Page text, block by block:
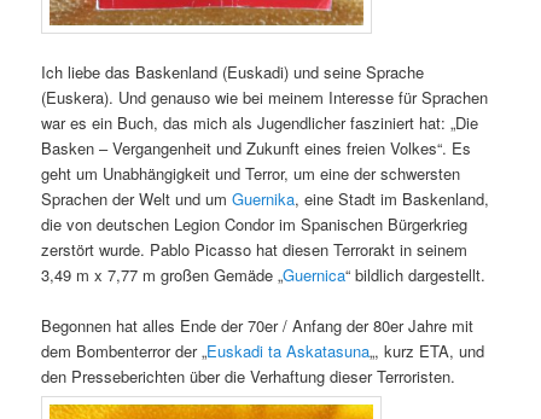
Ich liebe das Baskenland (Euskadi) und seine Sprache
(Euskera). Und genauso wie bei meinem Interesse für Sprachen
war es ein Buch, das mich als Jugendlicher fasziniert hat: „Die
Basken – Vergangenheit und Zukunft eines freien Volkes“. Es
geht um Unabhängigkeit und Terror, um eine der schwersten
Sprachen der Welt und umGuernika, eine Stadt im Baskenland,
die von deutschen Legion Condor im Spanischen Bürgerkrieg
zerstört wurde. Pablo Picasso hat diesen Terrorakt in seinem
3,49 m x 7,77 m großen Gemäde „Guernica“ bildlich dargestellt.
Begonnen hat alles Ende der 70er / Anfang der 80er Jahre mit
dem Bombenterror der „Euskadi ta Askatasuna„, kurz ETA, und
den Presseberichten über die Verhaftung dieser Terroristen.